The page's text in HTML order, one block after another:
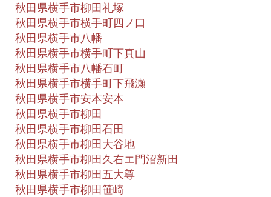
秋田県横手市柳田礼塚
秋田県横手市横手町四ノ口
秋田県横手市八幡
秋田県横手市横手町下真山
秋田県横手市八幡石町
秋田県横手市横手町下飛瀬
秋田県横手市安本安本
秋田県横手市柳田
秋田県横手市柳田石田
秋田県横手市柳田大谷地
秋田県横手市柳田久右エ門沼新田
秋田県横手市柳田五大尊
秋田県横手市柳田笹崎